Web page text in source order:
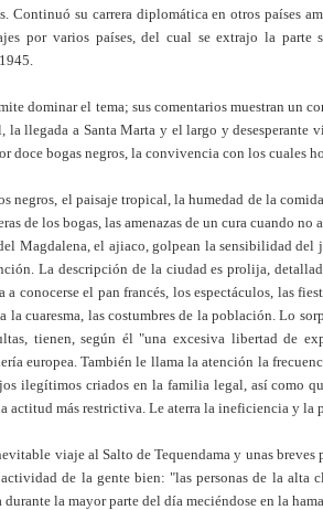
Continuó su carrera diplomática en otros países
por varios países, del cual se extrajo la parte
dominar el tema; sus comentarios muestran un
la llegada a Santa Marta y el largo y desesperante
doce bogas negros, la convivencia con los cuales
negros, el paisaje tropical, la humedad de la
de los bogas, las amenazas de un cura cuando
Magdalena, el ajiaco, golpean la sensibilidad
La descripción de la ciudad es prolija,
a conocerse el pan francés, los espectáculos, las
la cuaresma, las costumbres de la población. Lo
tienen, según él "una excesiva libertad de
europea. También le llama la atención la
ilegítimos criados en la familia legal, así como
actitud más restrictiva. Le aterra la ineficiencia y
viaje al Salto de Tequendama y unas breves
de la gente bien: "las personas de la alta
durante la mayor parte del día meciéndose en la